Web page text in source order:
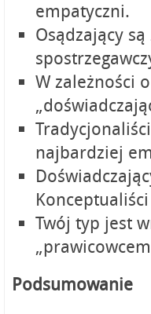
empatyczni.
Osądzający
W zależności
najbardziej
Twój typ jest
Podsumowanie